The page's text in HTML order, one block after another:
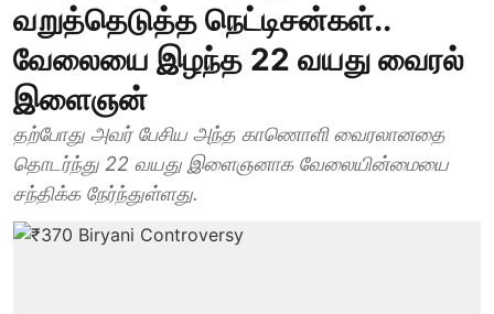
வறுத்தெடுத்த நெட்டிசன்கள்..
வேலையை இழந்த 22 வயது வைரல்
இளைஞன்
தற்போது அவர் பேசிய அந்த காணொளி வைரலானதை
தொடர்ந்து 22 வயது இளைஞனாக வேலையின்மையை
சந்திக்க நேர்ந்துள்ளது.